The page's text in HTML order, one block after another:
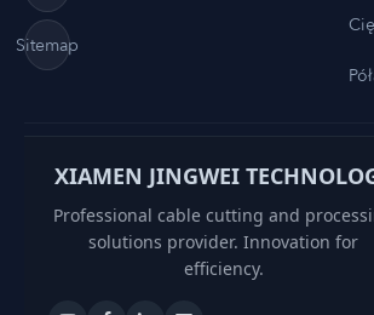
Sitemap
XIAMEN JINGWEI
Professional cable cutting and
solutions provider. Innovation for
efficiency.